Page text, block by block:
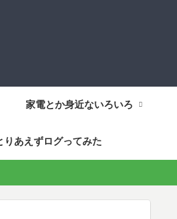
家電とか身近ないろいろ
りあえずログってみた